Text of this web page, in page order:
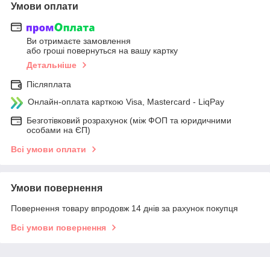
Умови оплати
Ви отримаєте замовлення
або гроші повернуться на вашу картку
Детальніше
Післяплата
Онлайн-оплата карткою Visa, Mastercard - LiqPay
Безготівковий розрахунок (між ФОП та юридичними
особами на ЄП)
Всі умови оплати
Умови повернення
Повернення товару впродовж 14 днів за рахунок покупця
Всі умови повернення